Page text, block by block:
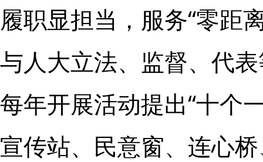
履职显担当，服务“零距
与人大立法、监督、代
每年开展活动提出“十个
宣传站、民意窗、连心